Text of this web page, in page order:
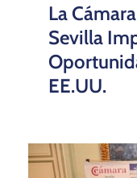
La
Sevilla
EE.UU.